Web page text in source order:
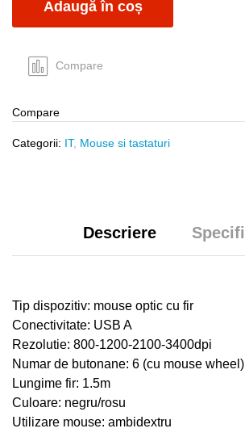
Adaugă în coș
Compare
Compare
Categorii: IT, Mouse si tastaturi
Descriere
Tip dispozitiv: mouse optic cu fir
Conectivitate: USB A
Rezolutie: 800-1200-2100-3400dpi
Numar de butonane: 6 (cu mouse wheel)
Lungime fir: 1.5m
Culoare: negru/rosu
Utilizare mouse: ambidextru